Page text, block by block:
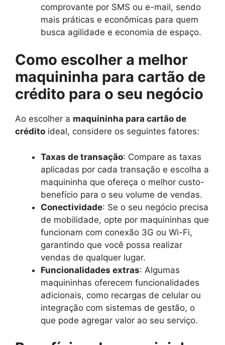
comprovante por SMS ou e-mail, sendo
mais práticas e econômicas para quem
busca agilidade e economia de espaço.
Como escolher a melhor
maquininha para cartão de
crédito para o seu negócio
Ao escolher a maquininha para cartão de
crédito ideal, considere os seguintes fatores:
Taxas de transação: Compare as taxas
aplicadas por cada transação e escolha a
maquininha que ofereça o melhor custo-
benefício para o seu volume de vendas.
Conectividade: Se o seu negócio precisa
de mobilidade, opte por maquininhas que
funcionam com conexão 3G ou Wi-Fi,
garantindo que você possa realizar
vendas de qualquer lugar.
Funcionalidades extras: Algumas
maquininhas oferecem funcionalidades
adicionais, como recargas de celular ou
integração com sistemas de gestão, o
que pode agregar valor ao seu serviço.